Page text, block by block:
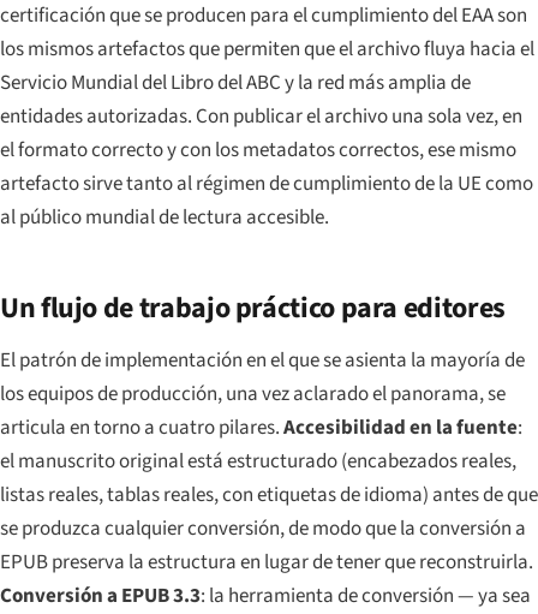
certificación que se producen para el cumplimiento del EAA son
los mismos artefactos que permiten que el archivo fluya hacia el
Servicio Mundial del Libro del ABC y la red más amplia de
entidades autorizadas. Con publicar el archivo una sola vez, en
el formato correcto y con los metadatos correctos, ese mismo
artefacto sirve tanto al régimen de cumplimiento de la UE como
al público mundial de lectura accesible.
Un flujo de trabajo práctico para editores
El patrón de implementación en el que se asienta la mayoría de
los equipos de producción, una vez aclarado el panorama, se
articula en torno a cuatro pilares.Accesibilidad en la fuente:
el manuscrito original está estructurado (encabezados reales,
listas reales, tablas reales, con etiquetas de idioma) antes de que
se produzca cualquier conversión, de modo que la conversión a
EPUB preserva la estructura en lugar de tener que reconstruirla.
Conversión a EPUB 3.3: la herramienta de conversión — ya sea